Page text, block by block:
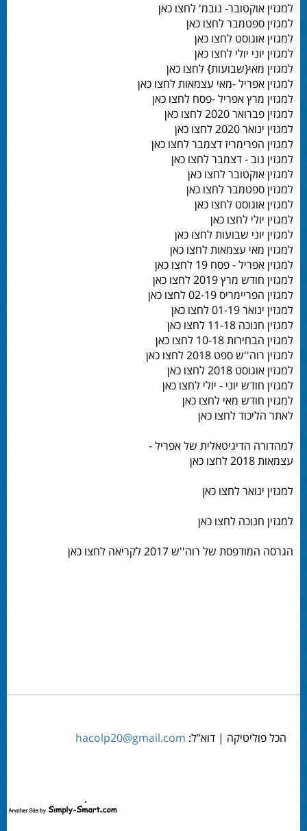
למגזין אוקטובר- נובמ' לחצו כאן
למגזין ספטמבר לחצו כאן
למגזין אוגוסט לחצו כאן
למגזין יוני יולי לחצו כאן
למגזין מאי{שבועות} לחצו כאן
למגזין אפריל -מאי עצמאות לחצו כאן
למגזין מרץ אפריל -פסח לחצו כאן
למגזין פברואר 2020 לחצו כאן
למגזין ינואר 2020 לחצו כאן
למגזין הפרימריז דצמבר לחצו כאן
למגזין נוב - דצמבר לחצו כאן
למגזין אוקטובר לחצו כאן
למגזין ספטמבר לחצו כאן
למגזין אוגוסט לחצו כאן
למגזין יולי לחצו כאן
למגזין יוני שבועות לחצו כאן
למגזין מאי עצמאות לחצו כאן
למגזין אפריל - פסח 19 לחצו כאן
למגזין חודש מרץ 2019 לחצו כאן
למגזין הפריימריס 02-19 לחצו כאן
למגזין ינואר 01-19 לחצו כאן
למגזין חנוכה 11-18 לחצו כאן
למגזין הבחירות 10-18 לחצו כאן
למגזין רוה''ש ספט 2018 לחצו כאן
למגזין אוגוסט 2018 לחצו כאן
למגזין חודש יוני - יולי לחצו כאן
למגזין חודש מאי לחצו כאן
לאתר הליכוד לחצו כאן
למהדורה הדיגיטאלית של אפריל -
עצמאות 2018 לחצו כאן
למגזין ינואר לחצו כאן
למגזין חנוכה לחצו כאן
הגרסה המודפסת של רוה''ש 2017 לקריאה לחצו כאן
הכל פוליטיקה | דוא”ל: hacolp20@gmail.com